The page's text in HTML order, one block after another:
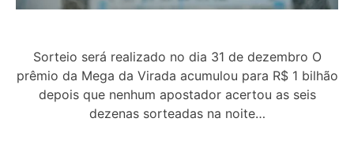
Sorteio será realizado no dia 31 de dezembro O
prêmio da Mega da Virada acumulou para R$ 1 bilhão
depois que nenhum apostador acertou as seis
dezenas sorteadas na noite…